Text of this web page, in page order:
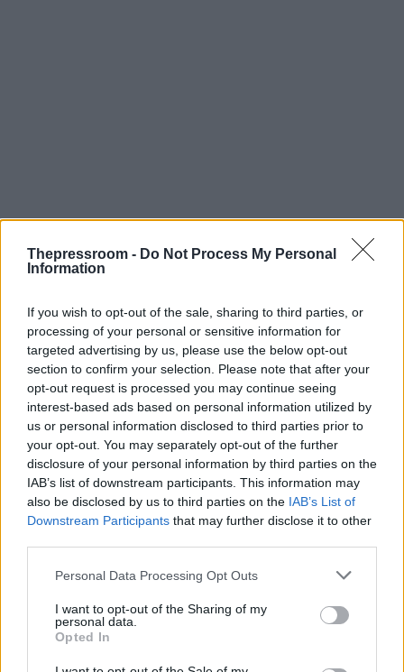
Thepressroom - Do Not Process My Personal
Information
If you wish to opt-out of the sale, sharing to third parties, or
processing of your personal or sensitive information for
targeted advertising by us, please use the below opt-out
section to confirm your selection. Please note that after your
opt-out request is processed you may continue seeing
interest-based ads based on personal information utilized by
us or personal information disclosed to third parties prior to
your opt-out. You may separately opt-out of the further
disclosure of your personal information by third parties on the
IAB’s list of downstream participants. This information may
also be disclosed by us to third parties on the IAB’s List of
Downstream Participants that may further disclose it to other
Please note that this website/app uses one or more Google
not limited to your visit or usage behaviour. You may click to
grant or deny consent to Google and its third-party tags to
use your data for below specified purposes in below Google
consent section.
Personal Data Processing Opt Outs
I want to opt-out of the Sharing of my
personal data.
Opted In
Το δέλεαρ των κερδών σε σκληρό νόμισμα
(στερλίνα) και η προώθηση των «compact»
διαμερισμάτων για βραχυχρόνια μίσθωση σε
φοιτητές και τουρίστες, αποτελούν την
οικονομική μηχανή που συντηρεί την παράνομη
οντότητα στα κατεχόμενα.
Η Άγκυρα εργαλειοποιεί τον τομέα των ακινήτων
για να καταστήσει το ψευδοκράτος οικονομικά
βιώσιμο και να το αποκόψει πλήρως από
οποιαδήποτε εξάρτηση ή ανάγκη συνεργασίας με
τη νόμιμη Κυπριακή Δημοκρατία.